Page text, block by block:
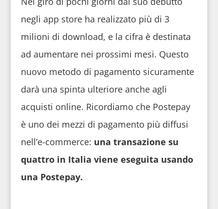
negli app store ha realizzato più di 3
milioni di download, e la cifra è destinata
ad aumentare nei prossimi mesi. Questo
nuovo metodo di pagamento sicuramente
darà una spinta ulteriore anche agli
acquisti online. Ricordiamo che Postepay
è uno dei mezzi di pagamento più diffusi
nell’e-commerce: una transazione su
quattro in Italia viene eseguita usando
una Postepay.